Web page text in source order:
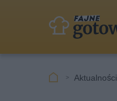
Aktualności